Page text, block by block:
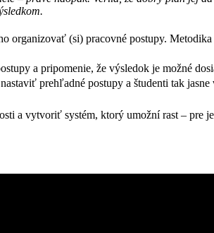
organizovať (si) pracovné postupy.
a pripomenie, že výsledok je možné
prehľadné postupy a študenti tak
a vytvoriť systém, ktorý umožní rast – pre